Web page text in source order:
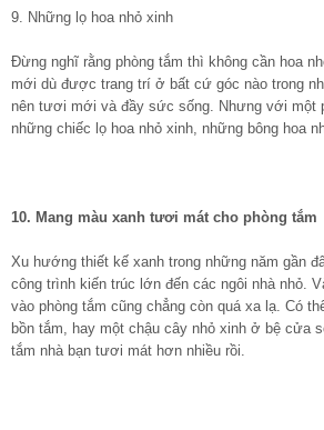
9. Những lọ hoa nhỏ xinh
Đừng nghĩ rằng phòng tắm thì không cần hoa
mới dù được trang trí ở bất cứ góc nào trong
nên tươi mới và đầy sức sống. Nhưng với một
những chiếc lọ hoa nhỏ xinh, những bông hoa
10. Mang màu xanh tươi mát cho phòng tắm
Xu hướng thiết kế xanh trong những năm gần
công trình kiến trúc lớn đến các ngôi nhà nhỏ.
vào phòng tắm cũng chẳng còn quá xa lạ. Có
bồn tắm, hay một chậu cây nhỏ xinh ở bệ cửa
tắm nhà bạn tươi mát hơn nhiều rồi.